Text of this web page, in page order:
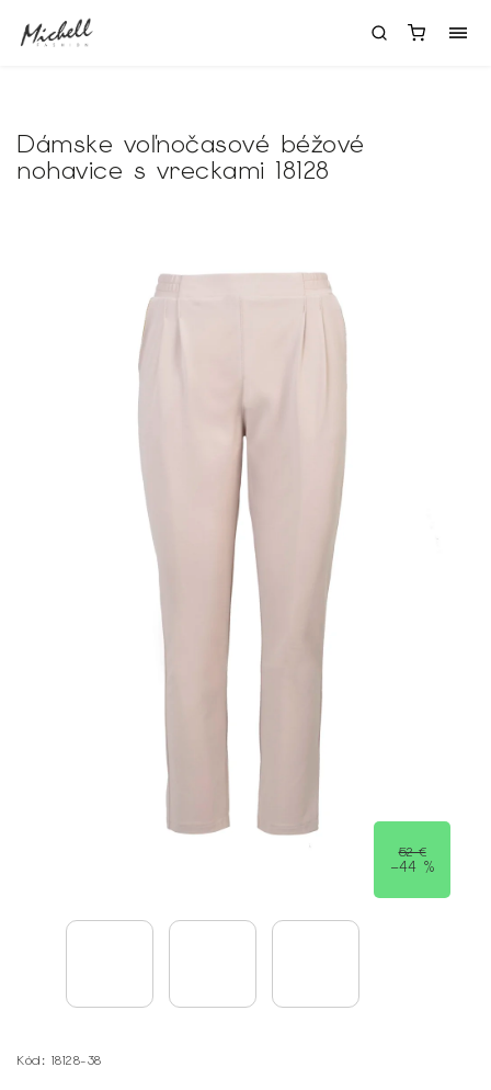
Dámske voľnočasové béžové
nohavice s vreckami 18128
52 €
–44 %
Kód: 18128-38